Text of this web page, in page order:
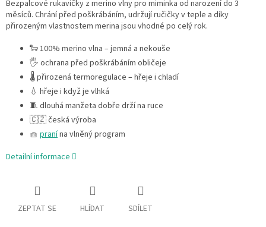
Bezpalcové rukavičky z merino vlny pro miminka od narození do 3
měsíců. Chrání před poškrábáním, udržují ručičky v teple a díky
přirozeným vlastnostem merina jsou vhodné po celý rok.
🐑 100% merino vlna – jemná a nekouše
🖐️ ochrana před poškrábáním obličeje
🌡️ přirozená termoregulace – hřeje i chladí
💧 hřeje i když je vlhká
🧵 dlouhá manžeta dobře drží na ruce
🇨🇿 česká výroba
🧺 pranína vlněný program
Detailní informace
ZEPTAT SE HLÍDAT SDÍLET